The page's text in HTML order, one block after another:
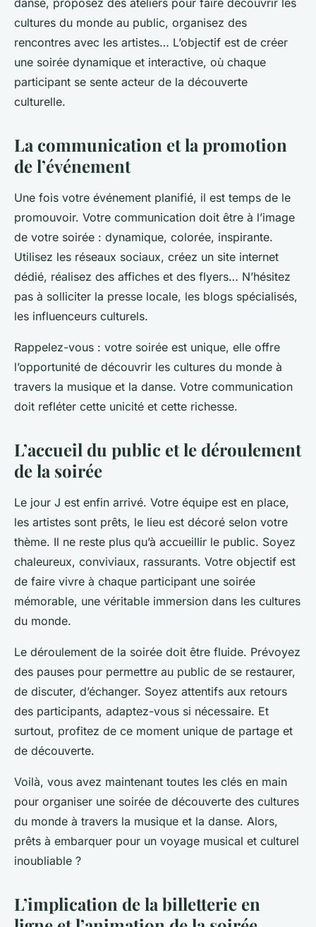
danse, proposez des ateliers pour faire découvrir les
cultures du monde au public, organisez des
rencontres avec les artistes… L’objectif est de créer
une soirée dynamique et interactive, où chaque
participant se sente acteur de la découverte
culturelle.
La communication et la promotion
de l’événement
Une fois votre événement planifié, il est temps de le
promouvoir. Votre communication doit être à l’image
de votre soirée : dynamique, colorée, inspirante.
Utilisez les réseaux sociaux, créez un site internet
dédié, réalisez des affiches et des flyers… N’hésitez
pas à solliciter la presse locale, les blogs spécialisés,
les influenceurs culturels.
Rappelez-vous : votre soirée est unique, elle offre
l’opportunité de découvrir les cultures du monde à
travers la musique et la danse. Votre communication
doit refléter cette unicité et cette richesse.
L’accueil du public et le déroulement
de la soirée
Le jour J est enfin arrivé. Votre équipe est en place,
les artistes sont prêts, le lieu est décoré selon votre
thème. Il ne reste plus qu’à accueillir le public. Soyez
chaleureux, conviviaux, rassurants. Votre objectif est
de faire vivre à chaque participant une soirée
mémorable, une véritable immersion dans les cultures
du monde.
Le déroulement de la soirée doit être fluide. Prévoyez
des pauses pour permettre au public de se restaurer,
de discuter, d’échanger. Soyez attentifs aux retours
des participants, adaptez-vous si nécessaire. Et
surtout, profitez de ce moment unique de partage et
de découverte.
Voilà, vous avez maintenant toutes les clés en main
pour organiser une soirée de découverte des cultures
du monde à travers la musique et la danse. Alors,
prêts à embarquer pour un voyage musical et culturel
inoubliable ?
L’implication de la billetterie en